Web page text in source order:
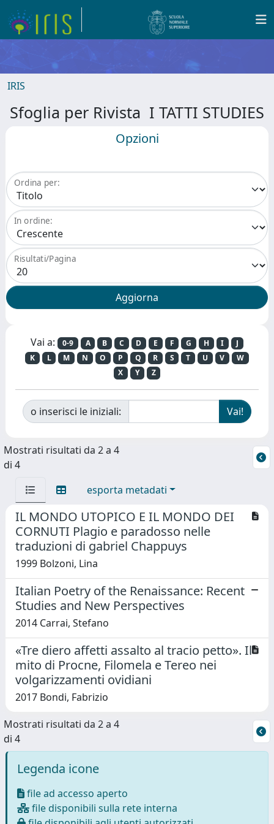
IRIS
Sfoglia per Rivista I TATTI STUDIES
Opzioni
Ordina per:
In ordine:
Risultati/Pagina
Vai a: 0-9 A B C D E F G H I
J
K
L M N O P Q R S T U V
W
X
Y Z
o inserisci le iniziali:
Mostrati risultati da 2 a 4
di 4
esporta metadati
IL MONDO UTOPICO E IL MONDO DEI
CORNUTI Plagio e paradosso nelle
traduzioni di gabriel Chappuys
1999 Bolzoni, Lina
Italian Poetry of the Renaissance: Recent
Studies and New Perspectives
2014 Carrai, Stefano
«Tre diero affetti assalto al tracio petto». Il
mito di Procne, Filomela e Tereo nei
volgarizzamenti ovidiani
2017 Bondi, Fabrizio
Mostrati risultati da 2 a 4
di 4
Legenda icone
file ad accesso aperto
file disponibili sulla rete interna